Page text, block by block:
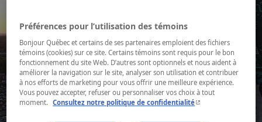
Préférences pour l’utilisation des témoins
Bonjour Québec et certains de ses partenaires emploient des fichiers
témoins (cookies) sur ce site. Certains témoins sont requis pour le bon
fonctionnement du site Web. D’autres sont optionnels et nous aident à
améliorer la navigation sur le site, analyser son utilisation et contribuer
à nos efforts de marketing pour vous offrir une meilleure expérience.
Vous pouvez accepter, refuser ou personnaliser vos choix à tout
moment.
Consultez notre politique de confidentialité- Cet hyperlien